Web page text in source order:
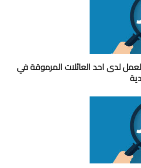
لدى احد العائلات المرموقة في